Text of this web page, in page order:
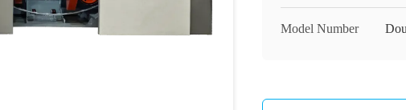
Model Number